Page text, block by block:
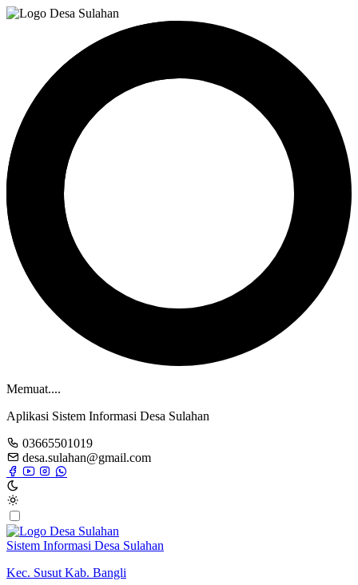
Memuat....
Aplikasi Sistem Informasi Desa Sulahan
03665501019
desa.sulahan@gmail.com
Sistem Informasi Desa Sulahan
Kec. Susut Kab. Bangli